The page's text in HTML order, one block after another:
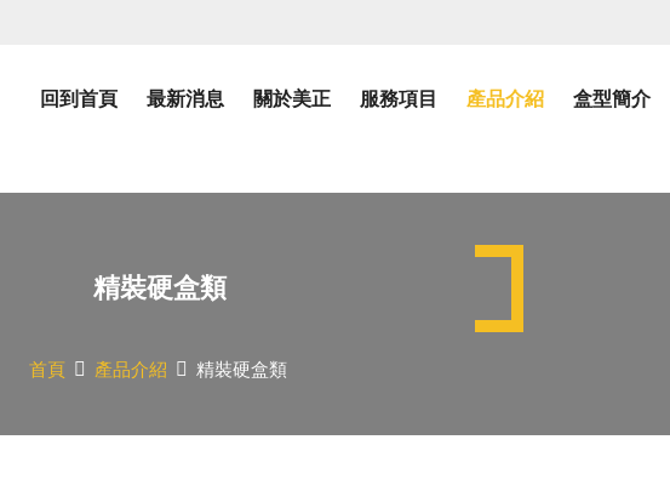
回到首頁 最新消息 關於美正 服務項目 產品介紹 盒型簡介
精裝硬盒類
首頁 產品介紹 精裝硬盒類